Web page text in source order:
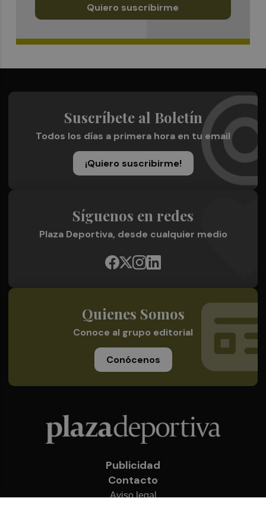
Quiero suscribirme
Suscríbete al Boletín
Todos los días a primera hora en tu email
¡Quiero suscribirme!
Síguenos en redes
Plaza Deportiva, desde cualquier medio
Quienes Somos
Conoce al grupo editorial
Conócenos
Publicidad
Contacto
Aviso legal